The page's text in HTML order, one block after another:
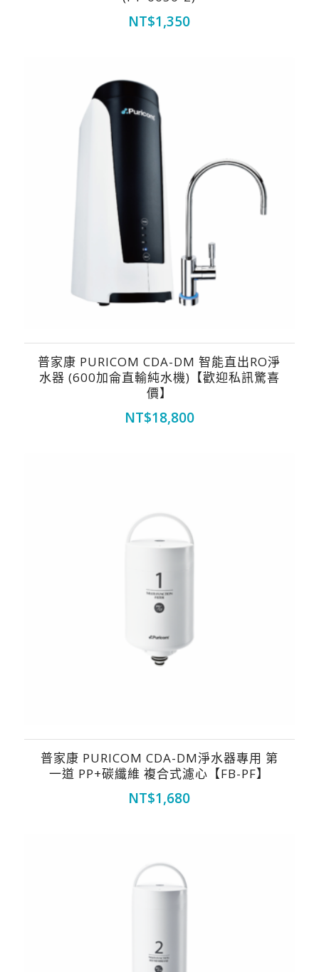
NT$1,350
普家康 PURICOM CDA-DM 智能直出RO淨
水器 (600加侖直輸純水機)【歡迎私訊驚喜
價】
NT$18,800
普家康 PURICOM CDA-DM淨水器專用 第
一道 PP+碳纖維 複合式濾心【FB-PF】
NT$1,680